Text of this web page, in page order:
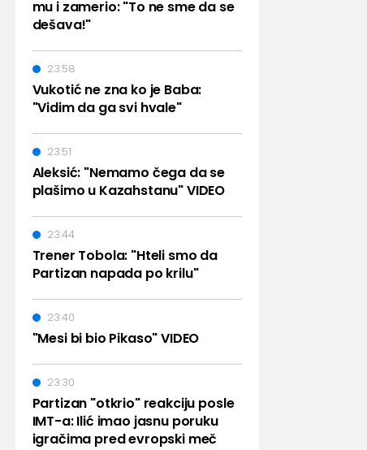
mu i zamerio: "To ne sme da se
dešava!"
Vukotić ne zna ko je Baba:
"Vidim da ga svi hvale"
23:58
Aleksić: "Nemamo čega da se
plašimo u Kazahstanu" VIDEO
23:51
Trener Tobola: "Hteli smo da
Partizan napada po krilu"
23:44
"Mesi bi bio Pikaso" VIDEO
23:40
Partizan "otkrio" reakciju posle
IMT-a: Ilić imao jasnu poruku
igračima pred evropski meč
23:30